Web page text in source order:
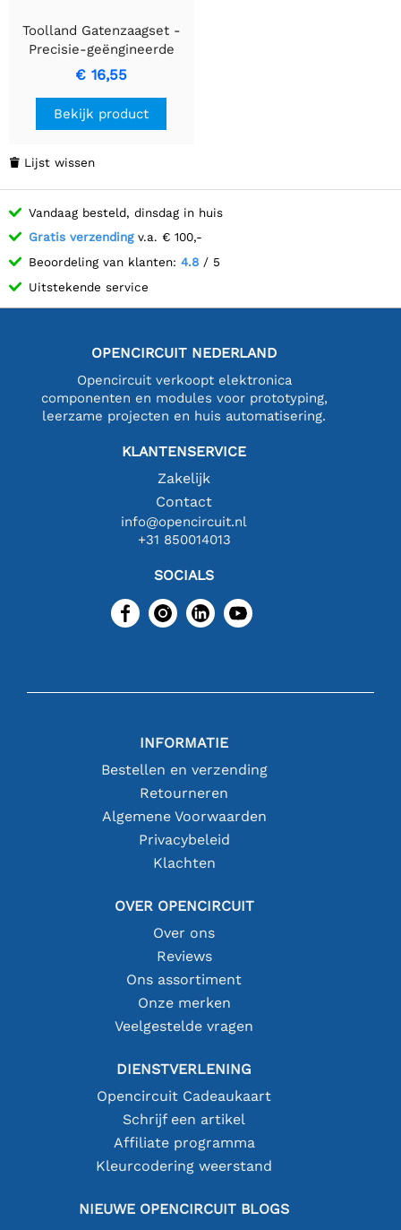
Toolland Gatenzaagset -
Precisie-geëngineerde
zaagbladen voor diverse
materialen
€ 16,55
Bekijk product
 Lijst wissen
Vandaag besteld, dinsdag in huis
Gratis verzendingv.a. € 100,-
Beoordeling van klanten: 4.8 / 5
Uitstekende service
OPENCIRCUIT NEDERLAND
Opencircuit verkoopt elektronica
componenten en modules voor prototyping,
leerzame projecten en huis automatisering.
KLANTENSERVICE
Zakelijk
Contact
info@opencircuit.nl
+31 850014013
SOCIALS
INFORMATIE
Bestellen en verzending
Retourneren
Algemene Voorwaarden
Privacybeleid
Klachten
OVER OPENCIRCUIT
Over ons
Reviews
Ons assortiment
Onze merken
Veelgestelde vragen
DIENSTVERLENING
Opencircuit Cadeaukaart
Schrijf een artikel
Affiliate programma
Kleurcodering weerstand
NIEUWE OPENCIRCUIT BLOGS